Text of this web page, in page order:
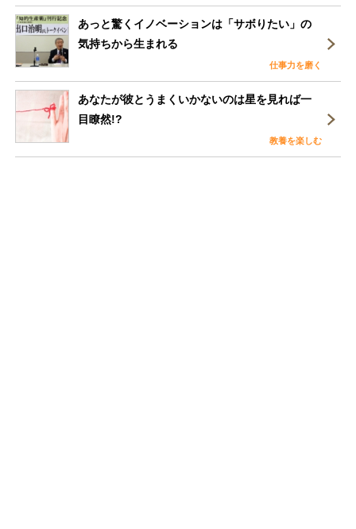
あっと驚くイノベーションは「サボりたい」の
気持ちから生まれる
仕事力を磨く
あなたが彼とうまくいかないのは星を見れば一
目瞭然!?
教養を楽しむ